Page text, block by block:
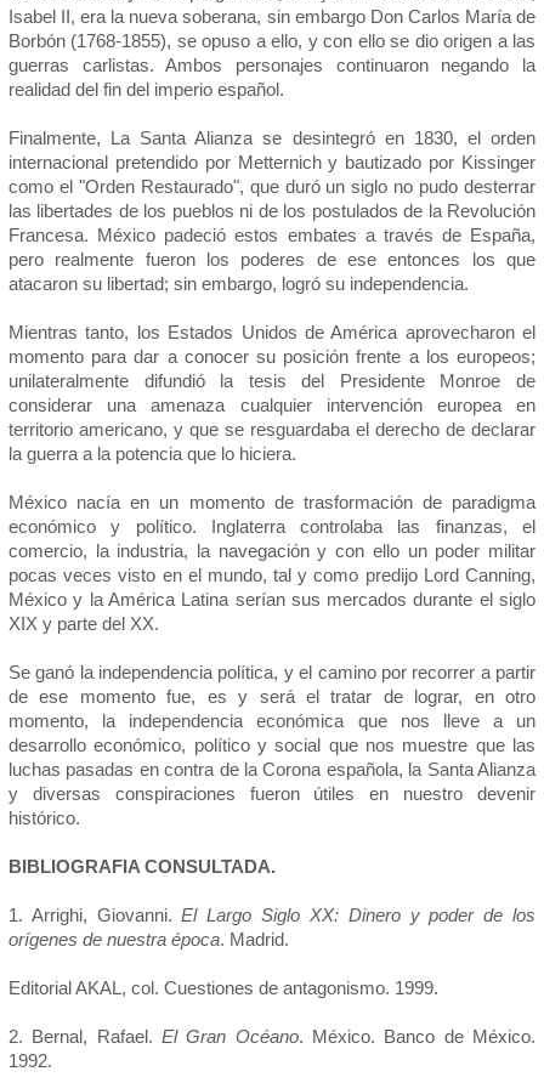
Isabel II, era la nueva soberana, sin embargo Don Carlos María de
Borbón (1768-1855), se opuso a ello, y con ello se dio origen a las
guerras carlistas. Ambos personajes continuaron negando la
realidad del fin del imperio español.
Finalmente, La Santa Alianza se desintegró en 1830, el orden
internacional pretendido por Metternich y bautizado por Kissinger
como el "Orden Restaurado", que duró un siglo no pudo desterrar
las libertades de los pueblos ni de los postulados de la Revolución
Francesa. México padeció estos embates a través de España,
pero realmente fueron los poderes de ese entonces los que
atacaron su libertad; sin embargo, logró su independencia.
Mientras tanto, los Estados Unidos de América aprovecharon el
momento para dar a conocer su posición frente a los europeos;
unilateralmente difundió la tesis del Presidente Monroe de
considerar una amenaza cualquier intervención europea en
territorio americano, y que se resguardaba el derecho de declarar
la guerra a la potencia que lo hiciera.
México nacía en un momento de trasformación de paradigma
económico y político. Inglaterra controlaba las finanzas, el
comercio, la industria, la navegación y con ello un poder militar
pocas veces visto en el mundo, tal y como predijo Lord Canning,
México y la América Latina serían sus mercados durante el siglo
XIX y parte del XX.
Se ganó la independencia política, y el camino por recorrer a partir
de ese momento fue, es y será el tratar de lograr, en otro
momento, la independencia económica que nos lleve a un
desarrollo económico, político y social que nos muestre que las
luchas pasadas en contra de la Corona española, la Santa Alianza
y diversas conspiraciones fueron útiles en nuestro devenir
histórico.
BIBLIOGRAFIA CONSULTADA.
1. Arrighi, Giovanni.El Largo Siglo XX: Dinero y poder de los
orígenes de nuestra época. Madrid.
Editorial AKAL, col. Cuestiones de antagonismo. 1999.
2. Bernal, Rafael. El Gran Océano. México. Banco de México.
1992.